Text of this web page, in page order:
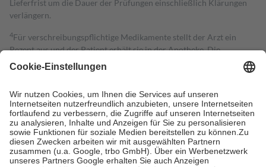
Lieferfrist um die Dauer der Prüfungen einschließlich Klärungen
verlängern.
4Für verschreibungspflichtige Medikamente stellt der Arzt ein
Rezept aus und der Patient erhält sie in der Apotheke. Die
gesetzliche Krankenversicherung übernimmt in der Regel die
Kosten dafür, der Versicherte trägt einen Teil davon als Zuzahlung
Grundsätzlich leisten Mitglieder Zuzahlungen in Höhe von zehn
Prozent des Abgabepreises,mindestens jedochfünf Euround
höchstens zehn Euro.Es sind jedoch nie mehr als die tatsächlichen
Kosten der Leistung zu entrichten.
Diese Regeln gelten grundsätzlich auch für Online-Apotheken.
Bei Heilmitteln und häuslicher Krankenpflege beträgt die